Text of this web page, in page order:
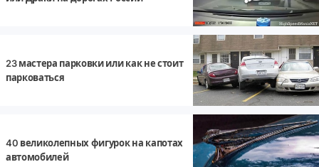
23 мастера парковки или как не стоит
парковаться
40 великолепных фигурок на капотах
автомобилей